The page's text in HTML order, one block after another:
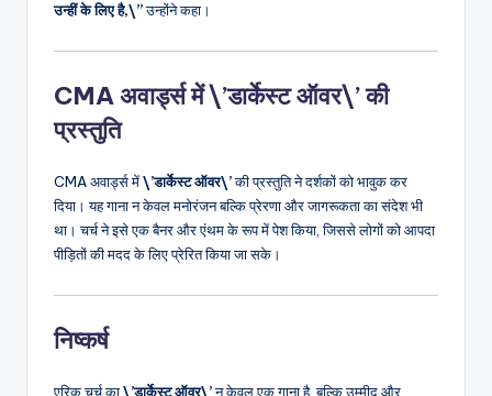
उन्हीं के लिए है,\”उन्होंने कहा।
CMA अवार्ड्स में \’डार्केस्ट ऑवर\’ की
प्रस्तुति
CMA अवार्ड्स में\’डार्केस्ट ऑवर\’की प्रस्तुति ने दर्शकों को भावुक कर
दिया। यह गाना न केवल मनोरंजन बल्कि प्रेरणा और जागरूकता का संदेश भी
था। चर्च ने इसे एक बैनर और एंथम के रूप में पेश किया, जिससे लोगों को आपदा
पीड़ितों की मदद के लिए प्रेरित किया जा सके।
निष्कर्ष
एरिक चर्च का\’डार्केस्ट ऑवर\’न केवल एक गाना है, बल्कि उम्मीद और